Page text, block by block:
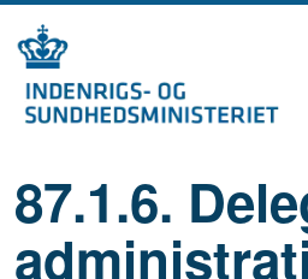
87.1.6.